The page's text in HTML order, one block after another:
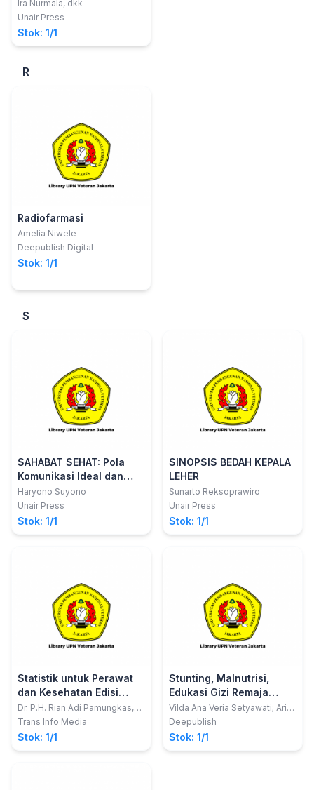
Ira Nurmala, dkk
Unair Press
Stok: 1/1
R
Radiofarmasi
Amelia Niwele
Deepublish Digital
Stok: 1/1
S
SAHABAT SEHAT: Pola
Komunikasi Ideal dan
Dokter Dambaan Pasien
Haryono Suyono
Unair Press
Stok: 1/1
SINOPSIS BEDAH KEPALA
LEHER
Sunarto Reksoprawiro
Unair Press
Stok: 1/1
Statistik untuk Perawat
dan Kesehatan Edisi
Revisi
Dr. P.H. Rian Adi Pamungkas,
S.Kep. Ns., M.N.S.; Andi
M.Kep., CWCCA.
Trans Info Media
Stok: 1/1
Stunting, Malnutrisi,
Edukasi Gizi Remaja
Masa Kini
Vilda Ana Veria Setyawati; Arif
Kurniadi
Deepublish
Stok: 1/1